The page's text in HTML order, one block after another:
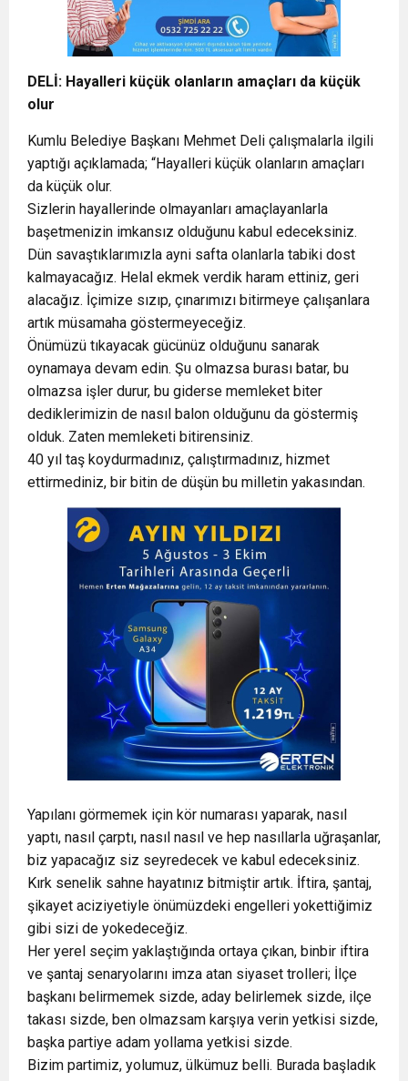
DELİ: Hayalleri küçük olanların amaçları da küçük
olur
Kumlu Belediye Başkanı Mehmet Deli çalışmalarla ilgili
yaptığı açıklamada; “Hayalleri küçük olanların amaçları
da küçük olur.
Sizlerin hayallerinde olmayanları amaçlayanlarla
başetmenizin imkansız olduğunu kabul edeceksiniz.
Dün savaştıklarımızla ayni safta olanlarla tabiki dost
kalmayacağız. Helal ekmek verdik haram ettiniz, geri
alacağız. İçimize sızıp, çınarımızı bitirmeye çalışanlara
artık müsamaha göstermeyeceğiz.
Önümüzü tıkayacak gücünüz olduğunu sanarak
oynamaya devam edin. Şu olmazsa burası batar, bu
olmazsa işler durur, bu giderse memleket biter
dediklerimizin de nasıl balon olduğunu da göstermiş
olduk. Zaten memleketi bitirensiniz.
40 yıl taş koydurmadınız, çalıştırmadınız, hizmet
ettirmediniz, bir bitin de düşün bu milletin yakasından.
Yapılanı görmemek için kör numarası yaparak, nasıl
yaptı, nasıl çarptı, nasıl nasıl ve hep nasıllarla uğraşanlar,
biz yapacağız siz seyredecek ve kabul edeceksiniz.
Kırk senelik sahne hayatınız bitmiştir artık. İftira, şantaj,
şikayet aciziyetiyle önümüzdeki engelleri yokettiğimiz
gibi sizi de yokedeceğiz.
Her yerel seçim yaklaştığında ortaya çıkan, binbir iftira
ve şantaj senaryolarını imza atan siyaset trolleri; İlçe
başkanı belirmemek sizde, aday belirlemek sizde, ilçe
takası sizde, ben olmazsam karşıya verin yetkisi sizde,
başka partiye adam yollama yetkisi sizde.
Bizim partimiz, yolumuz, ülkümuz belli. Burada başladık